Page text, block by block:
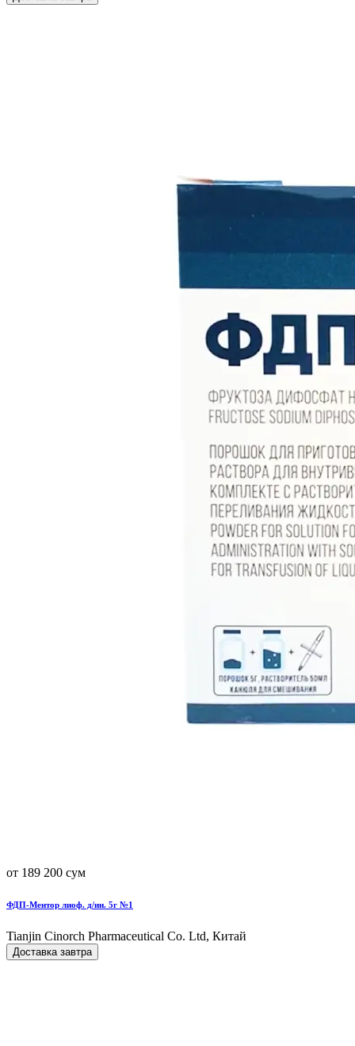
от 189 200 сум
ФДП-Ментор лиоф. д/ин. 5г №1
Tianjin Cinorch Pharmaceutical Co. Ltd, Китай
Доставка завтра